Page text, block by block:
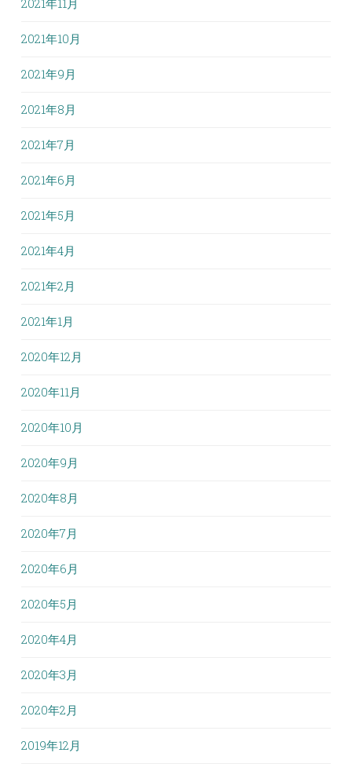
2021年11月
2021年10月
2021年9月
2021年8月
2021年7月
2021年6月
2021年5月
2021年4月
2021年2月
2021年1月
2020年12月
2020年11月
2020年10月
2020年9月
2020年8月
2020年7月
2020年6月
2020年5月
2020年4月
2020年3月
2020年2月
2019年12月